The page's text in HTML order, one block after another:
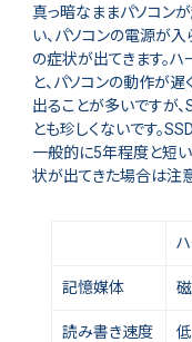
真っ暗なままパソコン
い、パソコンの電源が
の症状が出てきます。
と、パソコンの動作が
出ることが多いですが
とも珍しくないです。
一般的に5年程度と短い
状が出てきた場合は注
記憶媒体
読み書き速度